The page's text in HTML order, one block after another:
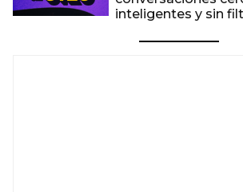
inteligentes y sin